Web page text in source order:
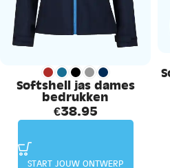
Softshell jas dames
bedrukken
€38.95
START JOUW ONTWERP